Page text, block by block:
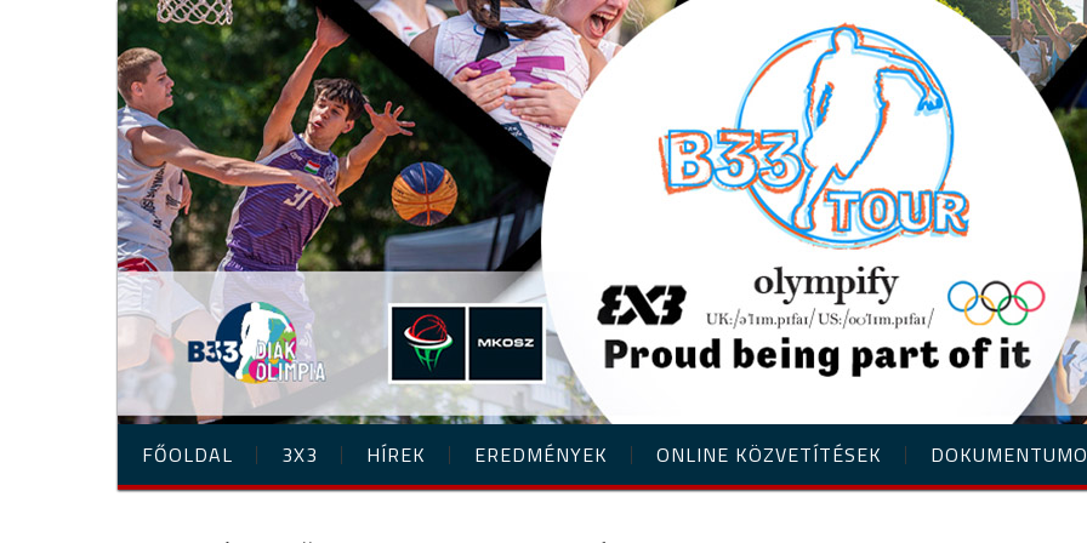
FŐOLDAL 3X3 HÍREK EREDMÉNYEK ONLINE KÖZVETÍTÉSEK